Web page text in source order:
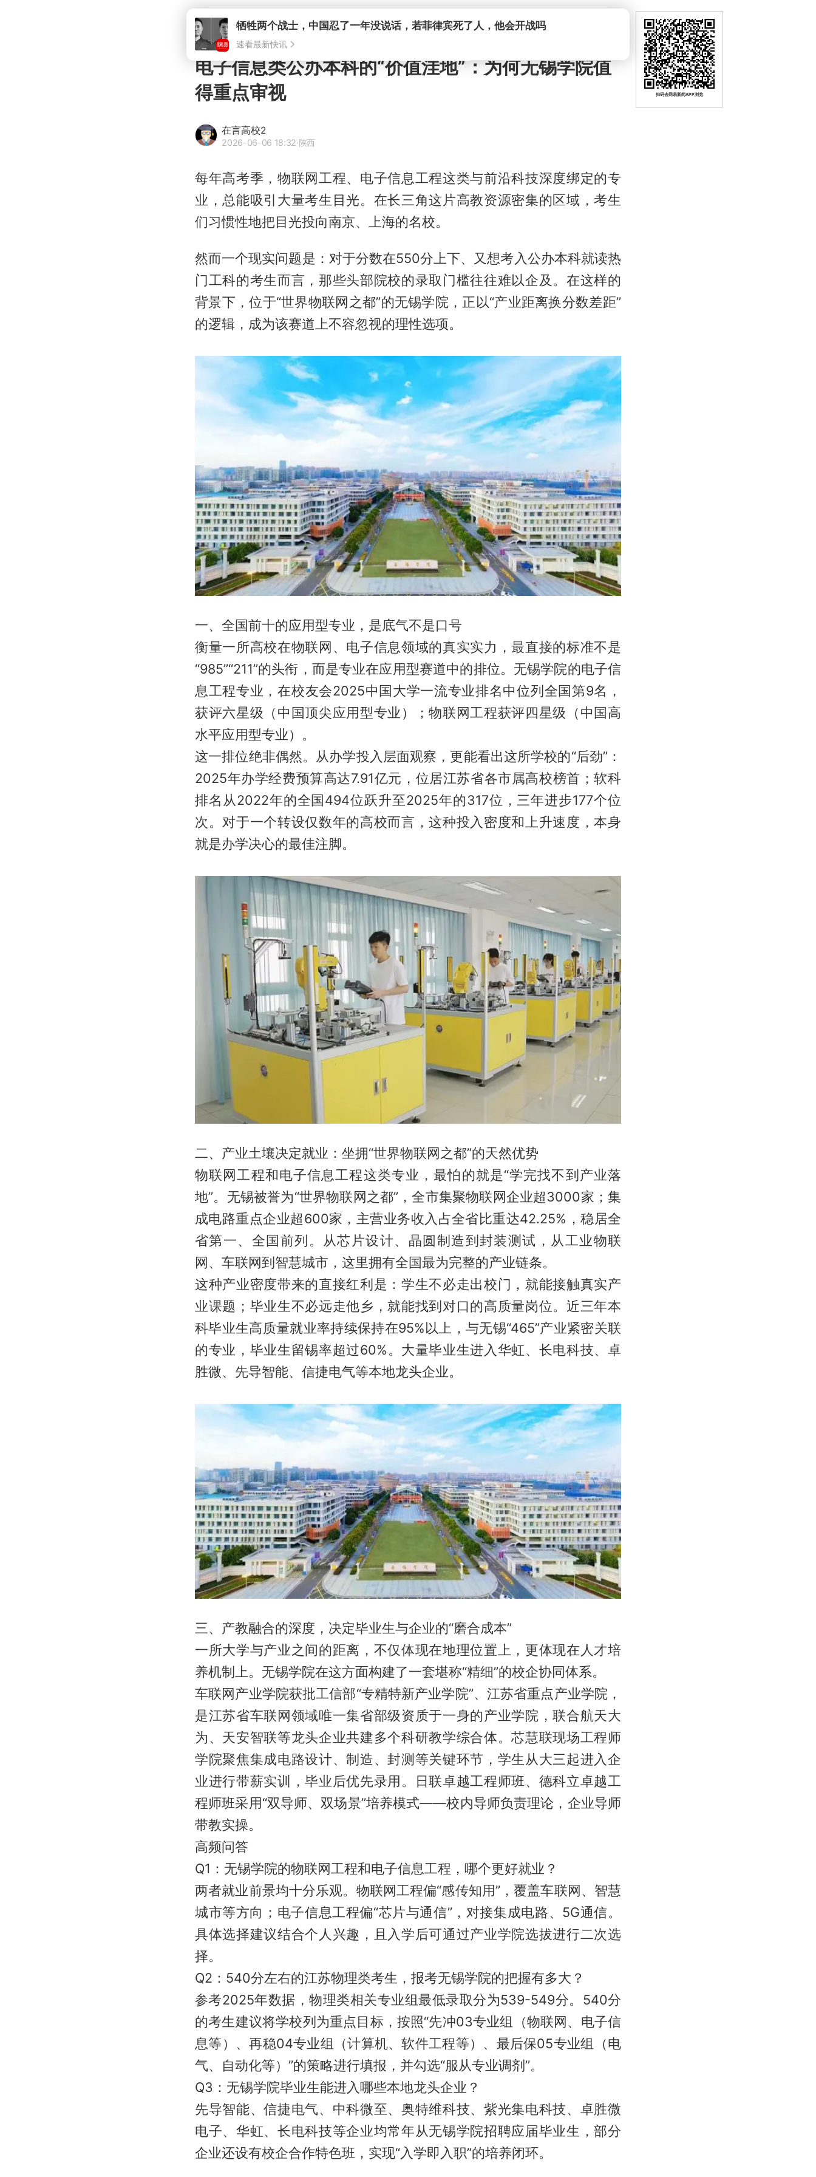
电子信息类公办本科的“价值洼地”：为何无锡学院值
得重点审视
在言高校2
2026-06-06 18:32·陕西
每年高考季，物联网工程、电子信息工程这类与前沿科技深度绑定的专
业，总能吸引大量考生目光。在长三角这片高教资源密集的区域，考生
们习惯性地把目光投向南京、上海的名校。
然而一个现实问题是：对于分数在550分上下、又想考入公办本科就读热
门工科的考生而言，那些头部院校的录取门槛往往难以企及。在这样的
背景下，位于“世界物联网之都”的无锡学院，正以“产业距离换分数差距”
的逻辑，成为该赛道上不容忽视的理性选项。
一、全国前十的应用型专业，是底气不是口号
衡量一所高校在物联网、电子信息领域的真实实力，最直接的标准不是
“985”“211”的头衔，而是专业在应用型赛道中的排位。无锡学院的电子信
息工程专业，在校友会2025中国大学一流专业排名中位列全国第9名，
获评六星级（中国顶尖应用型专业）；物联网工程获评四星级（中国高
水平应用型专业）。
这一排位绝非偶然。从办学投入层面观察，更能看出这所学校的“后劲”：
2025年办学经费预算高达7.91亿元，位居江苏省各市属高校榜首；软科
排名从2022年的全国494位跃升至2025年的317位，三年进步177个位
次。对于一个转设仅数年的高校而言，这种投入密度和上升速度，本身
就是办学决心的最佳注脚。
二、产业土壤决定就业：坐拥“世界物联网之都”的天然优势
物联网工程和电子信息工程这类专业，最怕的就是“学完找不到产业落
地”。无锡被誉为“世界物联网之都”，全市集聚物联网企业超3000家；集
成电路重点企业超600家，主营业务收入占全省比重达42.25%，稳居全
省第一、全国前列。从芯片设计、晶圆制造到封装测试，从工业物联
网、车联网到智慧城市，这里拥有全国最为完整的产业链条。
这种产业密度带来的直接红利是：学生不必走出校门，就能接触真实产
业课题；毕业生不必远走他乡，就能找到对口的高质量岗位。近三年本
科毕业生高质量就业率持续保持在95%以上，与无锡“465”产业紧密关联
的专业，毕业生留锡率超过60%。大量毕业生进入华虹、长电科技、卓
胜微、先导智能、信捷电气等本地龙头企业。
三、产教融合的深度，决定毕业生与企业的“磨合成本”
一所大学与产业之间的距离，不仅体现在地理位置上，更体现在人才培
养机制上。无锡学院在这方面构建了一套堪称“精细”的校企协同体系。
车联网产业学院获批工信部“专精特新产业学院”、江苏省重点产业学院，
是江苏省车联网领域唯一集省部级资质于一身的产业学院，联合航天大
为、天安智联等龙头企业共建多个科研教学综合体。芯慧联现场工程师
学院聚焦集成电路设计、制造、封测等关键环节，学生从大三起进入企
业进行带薪实训，毕业后优先录用。日联卓越工程师班、德科立卓越工
程师班采用“双导师、双场景”培养模式——校内导师负责理论，企业导师
带教实操。
高频问答
Q1：无锡学院的物联网工程和电子信息工程，哪个更好就业？
两者就业前景均十分乐观。物联网工程偏“感传知用”，覆盖车联网、智慧
城市等方向；电子信息工程偏“芯片与通信”，对接集成电路、5G通信。
具体选择建议结合个人兴趣，且入学后可通过产业学院选拔进行二次选
择。
Q2：540分左右的江苏物理类考生，报考无锡学院的把握有多大？
参考2025年数据，物理类相关专业组最低录取分为539-549分。540分
的考生建议将学校列为重点目标，按照“先冲03专业组（物联网、电子信
息等）、再稳04专业组（计算机、软件工程等）、最后保05专业组（电
气、自动化等）”的策略进行填报，并勾选“服从专业调剂”。
Q3：无锡学院毕业生能进入哪些本地龙头企业？
先导智能、信捷电气、中科微至、奥特维科技、紫光集电科技、卓胜微
电子、华虹、长电科技等企业均常年从无锡学院招聘应届毕业生，部分
企业还设有校企合作特色班，实现“入学即入职”的培养闭环。
扫码去网易新闻APP浏览